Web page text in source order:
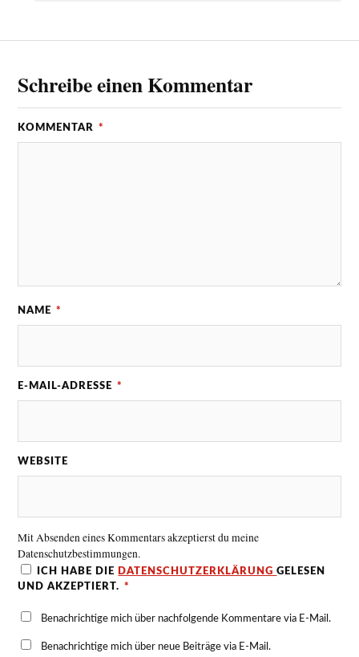
Schreibe einen Kommentar
KOMMENTAR *
NAME *
E-MAIL-ADRESSE *
WEBSITE
Mit Absenden eines Kommentars akzeptierst du meine
Datenschutzbestimmungen.
ICH HABE DIE DATENSCHUTZERKLÄRUNGGELESEN
UND AKZEPTIERT. *
Benachrichtige mich über nachfolgende Kommentare via E-Mail.
Benachrichtige mich über neue Beiträge via E-Mail.